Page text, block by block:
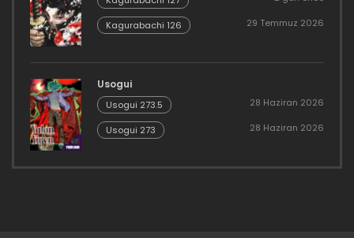
Kagurabachi 126 29 Temmuz 2026
Usogui
Usogui 273.5 28 Haziran 2026
Usogui 273 28 Haziran 2026